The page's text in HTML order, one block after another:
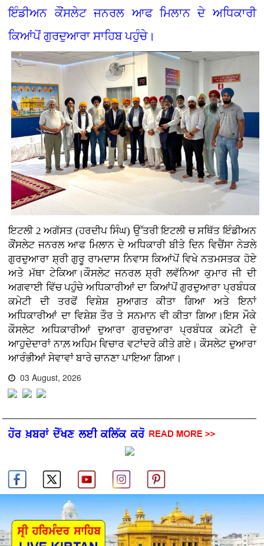
ਇੰਡੀਅਨ ਕੌਂਸਲੇਟ ਜਨਰਲ ਆਫ ਮਿਲਾਨ ਦੇ ਅਧਿਕਾਰੀ
ਕਿਆਂਪੋਂ ਗੁਰਦੁਆਰਾ ਸਾਹਿਬ ਪਹੁੰਚੇ।
ਇਟਲੀ 2 ਅਗੱਸਤ (ਹਰਦੀਪ ਸਿੰਘ) ਉੱਤਰੀ ਇਟਲੀ ਚ ਸਥਿੱਤ ਇੰਡੀਅਨ
ਕੌਂਸਲੇਟ ਜਨਰਲ ਆਫ ਮਿਲਾਨ ਦੇ ਅਧਿਕਾਰੀ ਬੀਤੇ ਦਿਨ ਵਿਚੈਂਸਾ ਨੇੜਲੇ
ਗੁਰਦੁਆਰਾ ਸ਼੍ਰੀ ਗੁਰੂ ਰਾਮਦਾਸ ਨਿਵਾਸ ਕਿਆਂਪੋਂ ਵਿਖੇ ਨਤਮਸਤਕ ਹੋਏ
ਅਤੇ ਮੱਥਾ ਟੇਕਿਆ।ਕੌਸਲੇਟ ਜਨਰਲ ਸ਼੍ਰੀ ਲਵੱਨਿਆ ਕੁਮਾਰ ਜੀ ਦੀ
ਅਗਵਾਈ ਵਿੱਚ ਪਹੁੰਚੇ ਅਧਿਕਾਰੀਆਂ ਦਾ ਕਿਆਂਪੋਂ ਗੁਰਦੁਆਰਾ ਪ੍ਰਬੰਧਕ
ਕਮੇਟੀ ਦੀ ਤਰਫੋਂ ਵਿਸ਼ੇਸ਼ ਸੁਆਗਤ ਕੀਤਾ ਗਿਆ ਅਤੇ ਇਨਾਂ
ਅਧਿਕਾਰੀਆਂ ਦਾ ਵਿਸ਼ੇਸ਼ ਤੌਰ ਤੇ ਸਨਮਾਨ ਵੀ ਕੀਤਾ ਗਿਆ।ਇਸ ਮੌਕੇ
ਕੌਸਲੇਟ ਅਧਿਕਾਰੀਆਂ ਦੁਆਰਾ ਗੁਰਦੁਆਰਾ ਪ੍ਰਬੰਧਕ ਕਮੇਟੀ ਦੇ
ਆਹੁਦੇਦਾਰਾਂ ਨਾਲ਼ ਅਹਿਮ ਵਿਚਾਰ ਵਟਾਂਦਰੇ ਕੀਤੇ ਗਏ। ਕੌਸਲੇਟ ਦੁਆਰਾ
ਆਰੰਭੀਆਂ ਸੇਵਾਵਾਂ ਬਾਰੇ ਚਾਨਣਾ ਪਾਇਆ ਗਿਆ।
03 August, 2026